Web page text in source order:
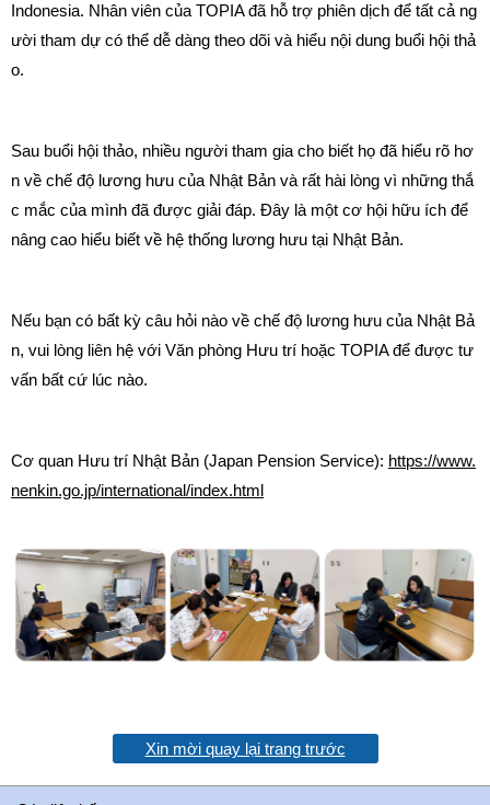
Indonesia. Nhân viên của TOPIA đã hỗ trợ phiên dịch để tất cả ng
ười tham dự có thể dễ dàng theo dõi và hiểu nội dung buổi hội thả
o.
Sau buổi hội thảo, nhiều người tham gia cho biết họ đã hiểu rõ hơ
n về chế độ lương hưu của Nhật Bản và rất hài lòng vì những thắ
c mắc của mình đã được giải đáp. Đây là một cơ hội hữu ích để
nâng cao hiểu biết về hệ thống lương hưu tại Nhật Bản.
Nếu bạn có bất kỳ câu hỏi nào về chế độ lương hưu của Nhật Bả
n, vui lòng liên hệ với Văn phòng Hưu trí hoặc TOPIA để được tư
vấn bất cứ lúc nào.
Cơ quan Hưu trí Nhật Bản (Japan Pension Service): https://www.
nenkin.go.jp/international/index.html
Xin mời quay lại trang trước